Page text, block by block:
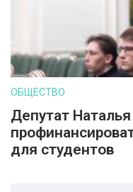
ОБЩЕСТВО
Депутат
для студентов